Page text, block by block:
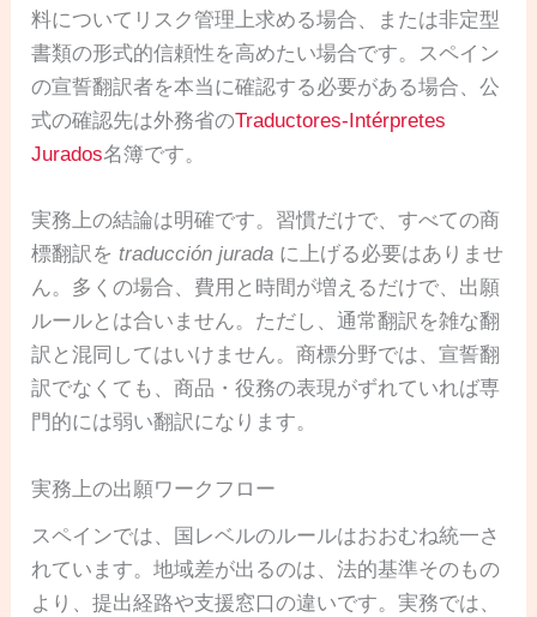
料についてリスク管理上求める場合、または非定型
書類の形式的信頼性を高めたい場合です。スペイン
の宣誓翻訳者を本当に確認する必要がある場合、公
式の確認先は外務省のTraductores-Intérpretes
Jurados名簿です。
実務上の結論は明確です。習慣だけで、すべての商
標翻訳をtraducción jurada に上げる必要はありませ
ん。多くの場合、費用と時間が増えるだけで、出願
ルールとは合いません。ただし、通常翻訳を雑な翻
訳と混同してはいけません。商標分野では、宣誓翻
訳でなくても、商品・役務の表現がずれていれば専
門的には弱い翻訳になります。
実務上の出願ワークフロー
スペインでは、国レベルのルールはおおむね統一さ
れています。地域差が出るのは、法的基準そのもの
より、提出経路や支援窓口の違いです。実務では、